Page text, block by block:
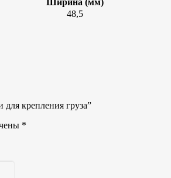
Ширина (мм)
48,5
крепления груза”
*